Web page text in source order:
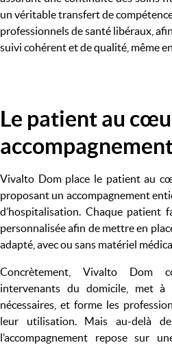
un véritable transfert de
professionnels de santé libéraux,
suivi cohérent et de qualité, même
Image
Le patient au
Vivalto Dom place le patient au
proposant un accompagnement
d’hospitalisation. Chaque patient
personnalisée afin de mettre en
adapté, avec ou sans matériel
Concrètement, Vivalto Dom
intervenants du domicile, met à
nécessaires, et forme les
leur utilisation. Mais au-delà de
l’accompagnement repose sur